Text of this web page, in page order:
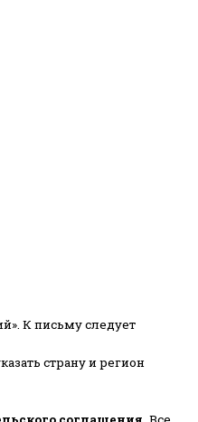
К письму следует
страну и регион